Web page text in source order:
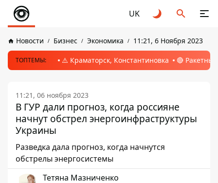
UK
Новости Бизнес Экономика 11:21, 6 Ноября 2023
ТОПТЕМЫ: ⚠️ Краматорск, Константиновка 🔴
11:21, 06 ноября 2023
В ГУР дали прогноз, когда россияне
начнут обстрел энергоинфраструктуры
Украины
Разведка дала прогноз, когда начнутся
обстрелы энергосистемы
Тетяна Мазниченко